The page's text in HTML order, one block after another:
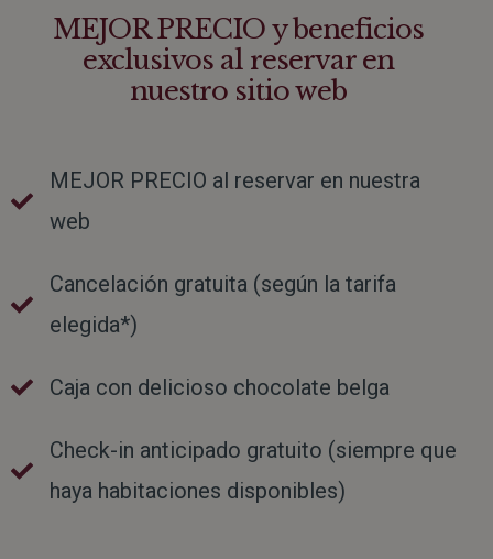
MEJOR PRECIO y beneficios
exclusivos al reservar en
nuestro sitio web
MEJOR PRECIO al reservar en nuestra
web
Cancelación gratuita (según la tarifa
elegida*)
Caja con delicioso chocolate belga
Check-in anticipado gratuito (siempre que
haya habitaciones disponibles)